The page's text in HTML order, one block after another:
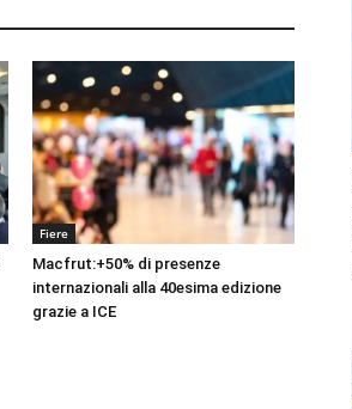
Fiere
Macfrut:+50% di presenze
internazionali alla 40esima edizione
grazie a ICE